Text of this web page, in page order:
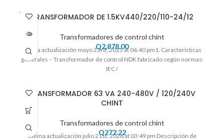
VENDI
DOTRANSFORMADOR DE 1.5KV440/220/110-24/12
Transformadores de control chint
Q2,878.00
Ultima actualización mayo 23rd, 2025 at 06:40 pm1. Características
generales – Transformador de control NDK fabricado según normas:
IEC /
TRANSFORMADOR 63 VA 240-480V / 120/240V
CHINT
Transformadores de control chint
Q272.22
Ultima actualización julio 21st, 2026 at 03:49 pm Descripción de